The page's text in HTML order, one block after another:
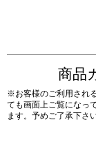
商品
※お客様のご利用され
ても画面上ご覧になっ
ます。予めご了承下さい